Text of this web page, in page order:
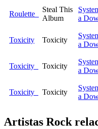
Roulette
Steal This
Album
a
Toxicity Toxicity
a
Toxicity Toxicity
a
Toxicity Toxicity
a
Artistas Rock